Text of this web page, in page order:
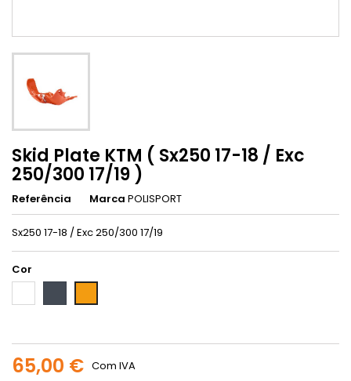
Skid Plate KTM ( Sx250 17-18 / Exc
250/300 17/19 )
Referência Marca POLISPORT
Sx250 17-18 / Exc 250/300 17/19
Cor
65,00 € Com IVA